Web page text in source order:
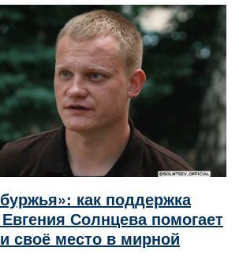
как поддержка
Солнцева помогает
своё место в мирной